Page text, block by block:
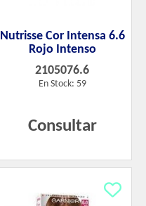
Nutrisse Cor Intensa 6.6
Rojo Intenso
2105076.6
En Stock: 59
Consultar